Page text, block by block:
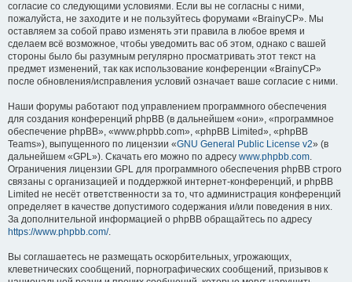
согласие со следующими условиями. Если вы не согласны с ними,
пожалуйста, не заходите и не пользуйтесь форумами «BrainyCP». Мы
оставляем за собой право изменять эти правила в любое время и
сделаем всё возможное, чтобы уведомить вас об этом, однако с вашей
стороны было бы разумным регулярно просматривать этот текст на
предмет изменений, так как использование конференции «BrainyCP»
после обновления/исправления условий означает ваше согласие с ними.
Наши форумы работают под управлением программного обеспечения
для создания конференций phpBB (в дальнейшем «они», «программное
обеспечение phpBB», «www.phpbb.com», «phpBB Limited», «phpBB
Teams»), выпущенного по лицензии «GNU General Public License v2» (в
дальнейшем «GPL»). Скачать его можно по адресу www.phpbb.com.
Ограничения лицензии GPL для программного обеспечения phpBB строго
связаны с организацией и поддержкой интернет-конференций, и phpBB
Limited не несёт ответственности за то, что администрация конференций
определяет в качестве допустимого содержания и/или поведения в них.
За дополнительной информацией о phpBB обращайтесь по адресу
https://www.phpbb.com/.
Вы соглашаетесь не размещать оскорбительных, угрожающих,
клеветнических сообщений, порнографических сообщений, призывов к